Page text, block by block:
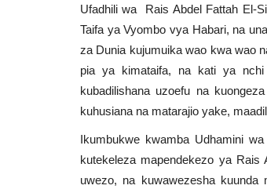
Ufadhili wa Rais Abdel Fattah El-
Taifa ya Vyombo vya Habari, na
za Dunia kujumuika wao kwa wao
pia ya kimataifa, na kati ya nchi
kubadilishana uzoefu na
kuhusiana na matarajio yake,
Ikumbukwe kwamba Udhamini
kutekeleza mapendekezo ya
uwezo, na kuwawezesha